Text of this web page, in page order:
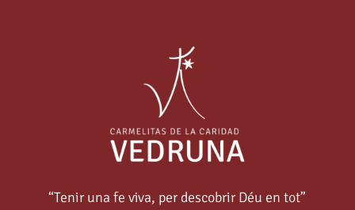
“Tenir una fe viva, per descobrir Déu en tot”